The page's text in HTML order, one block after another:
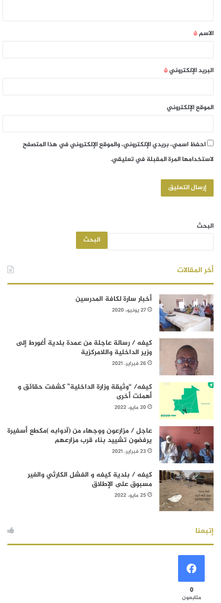
الاسم*
البريد الإلكتروني*
الموقع الإلكتروني
احفظ اسمي، بريدي الإلكتروني، والموقع الإلكتروني في هذا المتصفح
لاستخدامها المرة المقبلة في تعليقي.
البحث
البحث
أخر المقالات
أخبار سارة لكافة المدرسين
27 يونيو، 2020
كيفه / رسالة عاجلة من عمدة بلدية أغورط إلى
وزير الداخلية واللامركزية
26 فبراير، 2021
كيفه/ “وثيقة وزارة الداخلية” كشفت حقائق و
أهملت أخرى
20 مايو، 2022
عاجل / مزارعون ووجهاء من (آدوابه )مكطع أسفيرة
يرفضون تشييد بناء قرب مزارعهم
23 فبراير، 2021
كيفه / بلدية كيفه و الفشل الكارثي والغير
مسبوق على الإطلاق
25 مايو، 2022
إتبعنا
0
متابعون